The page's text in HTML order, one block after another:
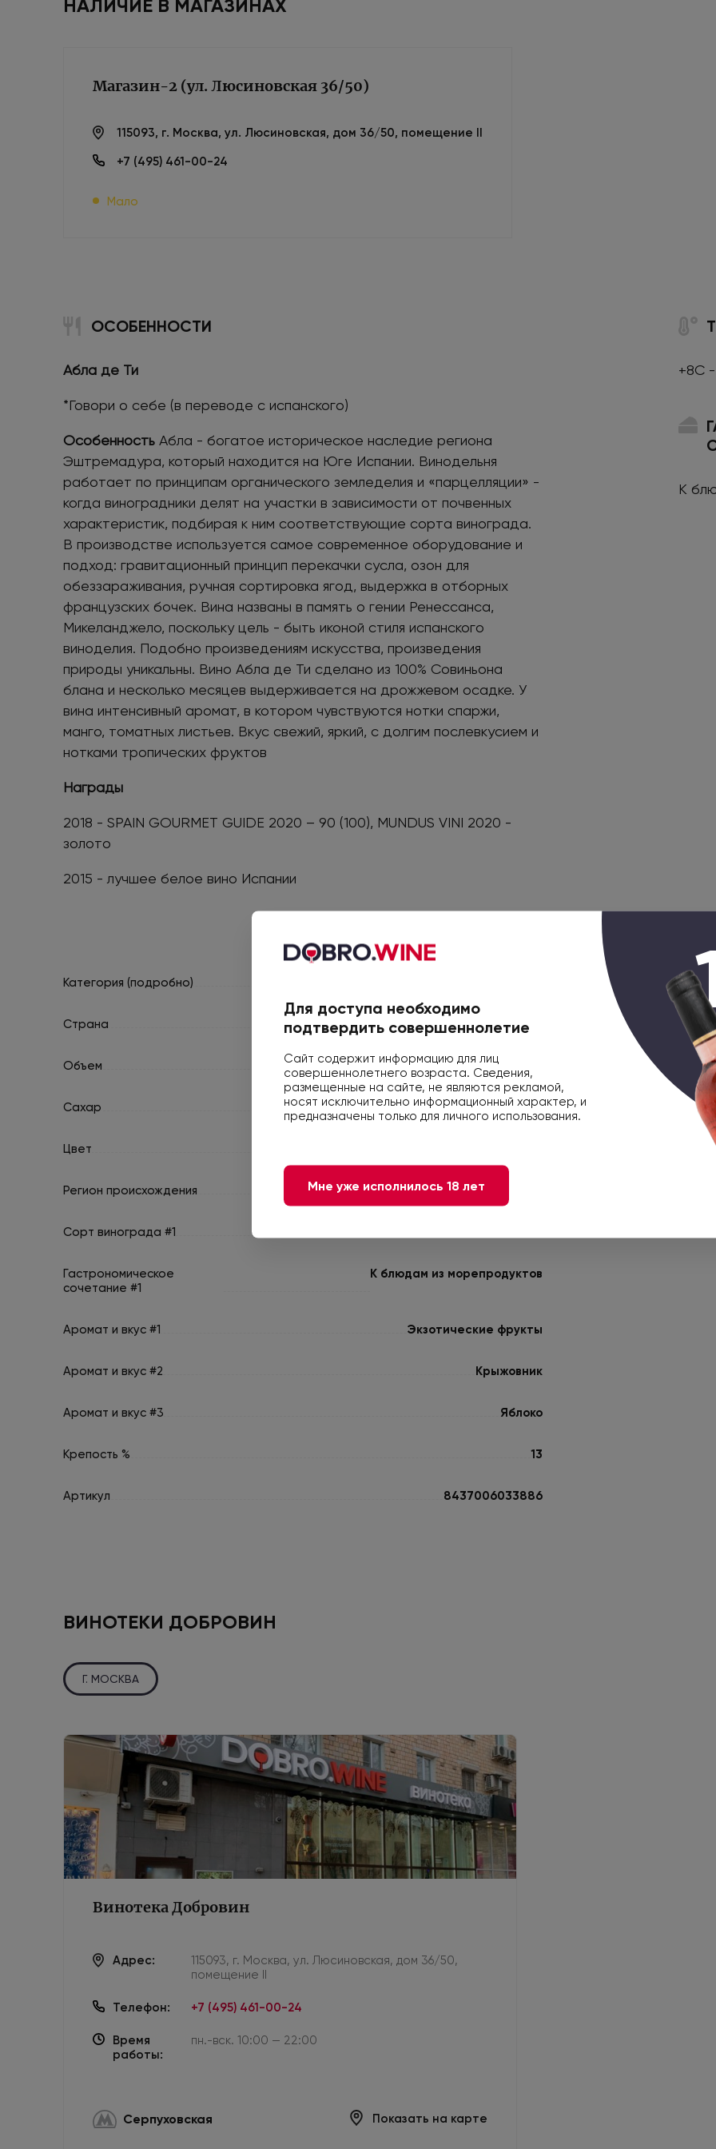
НАЛИЧИЕ В МАГАЗИНАХ
Магазин-2 (ул. Люсиновская 36/50)
115093, г. Москва, ул. Люсиновская, дом 36/50, помещение II
+7 (495) 461-00-24
Мало
ОСОБЕННОСТИ
Абла де Ти
*Говори о себе (в переводе с испанского)
Особенность Абла - богатое историческое наследие региона
Эштремадура, который находится на Юге Испании. Винодельня
работает по принципам органического земледелия и «парцелляции» -
когда виноградники делят на участки в зависимости от почвенных
характеристик, подбирая к ним соответствующие сорта винограда.
В производстве используется самое современное оборудование и
подход: гравитационный принцип перекачки сусла, озон для
обеззараживания, ручная сортировка ягод, выдержка в отборных
французских бочек. Вина названы в память о гении Ренессанса,
Микеланджело, поскольку цель - быть иконой стиля испанского
виноделия. Подобно произведениям искусства, произведения
природы уникальны. Вино Абла де Ти сделано из 100% Совиньона
блана и несколько месяцев выдерживается на дрожжевом осадке. У
вина интенсивный аромат, в котором чувствуются нотки спаржи,
манго, томатных листьев. Вкус свежий, яркий, с долгим послевкусием и
нотками тропических фруктов
Награды
2018 - SPAIN GOURMET GUIDE 2020 – 90 (100), MUNDUS VINI 2020 -
золото
2015 - лучшее белое вино Испании
Категория (подробно)
Страна Испания
Объем
Сахар Сухое
Цвет
Регион происхождения
Сорт винограда #1
Гастрономическое
сочетание #1
К блюдам из морепродуктов
Аромат и вкус #1 Экзотические фрукты
Аромат и вкус #2 Крыжовник
Аромат и вкус #3 Яблоко
Крепость % 13
Артикул 8437006033886
+8С
К
ВИНОТЕКИ ДОБРОВИН
Г. МОСКВА
Винотека Добровин
Адрес:
115093, г. Москва, ул. Люсиновская, дом 36/50,
помещение II
Телефон: +7 (495) 461-00-24
Время
работы:
пн.-вск. 10:00 — 22:00
Серпуховская Показать на карте
Для доступа необходимо
подтвердить совершеннолетие
Сайт содержит информацию для лиц
совершеннолетнего возраста. Сведения,
размещенные на сайте, не являются рекламой,
носят исключительно информационный характер, и
предназначены только для личного использования.
Мне уже исполнилось 18 лет